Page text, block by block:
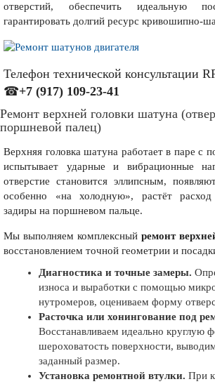
отверстий, обеспечить идеальную
гарантировать долгий ресурс кривошипно-
Телефон технической консультации
☎+7 (917) 109-23-41
Ремонт верхней головки шатуна
поршневой палец)
Верхняя головка шатуна работает в паре с
испытывает ударные и вибрационные
отверстие становится эллипсным,
особенно «на холодную», растёт
задиры на поршневом пальце.
Мы выполняем комплексный ремонт
восстановлением точной геометрии и
Диагностика и точные замеры.
износа и выработки с помощью
нутромеров, оцениваем форму
Расточка или хонингование под
Восстанавливаем идеально круглую
шероховатость поверхности,
заданный размер.
Установка ремонтной втулки. При